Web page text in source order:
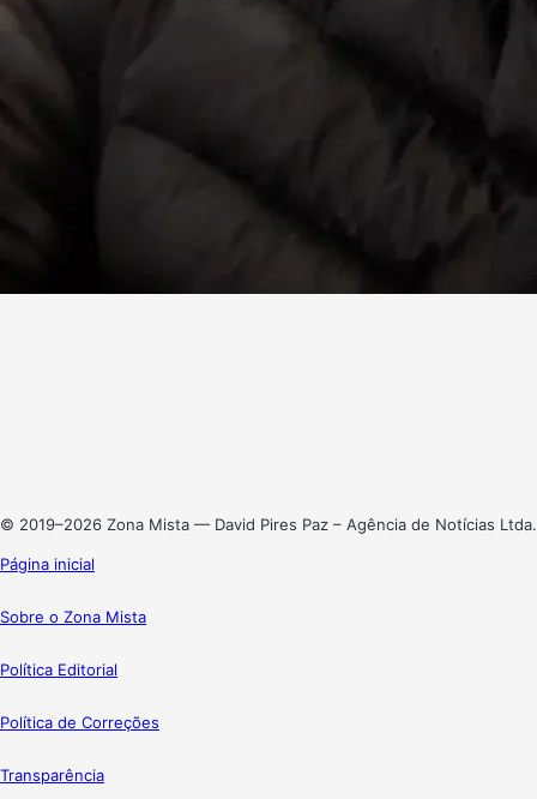
© 2019–2026 Zona Mista — David Pires Paz – Agência de Notícias Ltda.
Página inicial
Sobre o Zona Mista
Política Editorial
Política de Correções
Transparência